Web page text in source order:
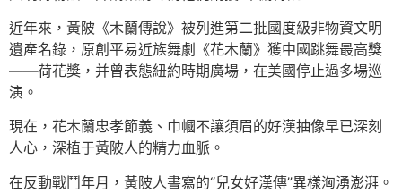
近年來，黃陂《木蘭傳說》被列進第二批國度級非物資文明
遺產名錄，原創平易近族舞劇《花木蘭》獲中國跳舞最高獎
——荷花獎，并曾表態紐約時期廣場，在美國停止過多場巡
演。
現在，花木蘭忠孝節義、巾幗不讓須眉的好漢抽像早已深刻
人心，深植于黃陂人的精力血脈。
在反動戰鬥年月，黃陂人書寫的“兒女好漢傳”異樣洶湧澎湃。